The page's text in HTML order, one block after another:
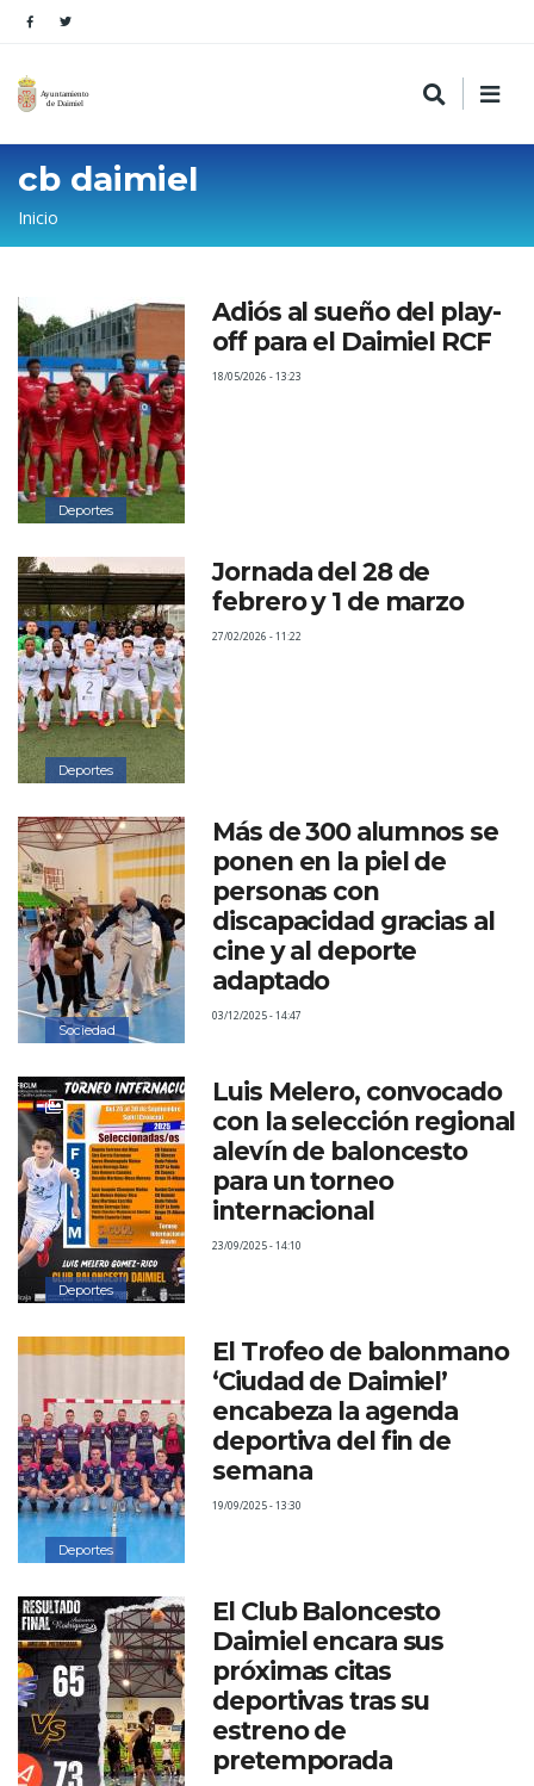
cb daimiel
Sobrescribir
enlaces
de
ayuda
a
la
navegación
Inicio
Deportes
Adiós al sueño del play-
off para el Daimiel RCF
18/05/2026 - 13:23
Deportes
Jornada del 28 de
febrero y 1 de marzo
27/02/2026 - 11:22
Sociedad
Más de 300 alumnos se
ponen en la piel de
personas con
discapacidad gracias al
cine y al deporte
adaptado
03/12/2025 - 14:47
Deportes
Luis Melero, convocado
con la selección regional
alevín de baloncesto
para un torneo
internacional
23/09/2025 - 14:10
Deportes
El Trofeo de balonmano
‘Ciudad de Daimiel’
encabeza la agenda
deportiva del fin de
semana
19/09/2025 - 13:30
El Club Baloncesto
Daimiel encara sus
próximas citas
deportivas tras su
estreno de
pretemporada